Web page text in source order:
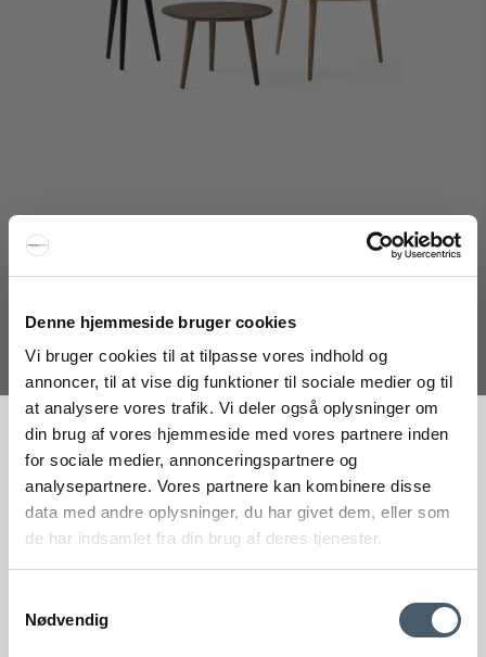
Denne hjemmeside bruger cookies
Vi bruger cookies til at tilpasse vores indhold og
annoncer, til at vise dig funktioner til sociale medier og til
at analysere vores trafik. Vi deler også oplysninger om
din brug af vores hjemmeside med vores partnere inden
for sociale medier, annonceringspartnere og
analysepartnere. Vores partnere kan kombinere disse
data med andre oplysninger, du har givet dem, eller som
de har indsamlet fra din brug af deres tjenester.
Nødvendig
&Tradition In Between SK13, SK14, SK15 Soffbord
&Tradition
128-20982294M
3.725 SEK
Pris från2.816 SEK
Visa produkten
FÅ 20 % RABATT
Få 20 % rabatt genom att prenumerera på vårt nyhetsbrev. *Din rabatt
kan inte användas på redan nedsatta varor eller produkter från
Rocket.